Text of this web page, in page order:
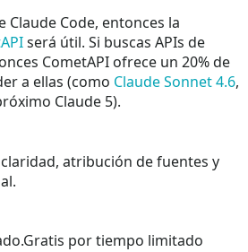
Claude Code, entonces la
será útil. Si buscas APIs de
CometAPI ofrece un 20% de
a ellas (como Claude Sonnet 4.6,
Claude 5).
atribución de fuentes y
Gratis por tiempo limitado